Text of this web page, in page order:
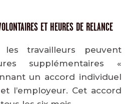
ET HEURES DE RELANCE
travailleurs peuvent
supplémentaires «
un accord individuel
l’employeur. Cet accord